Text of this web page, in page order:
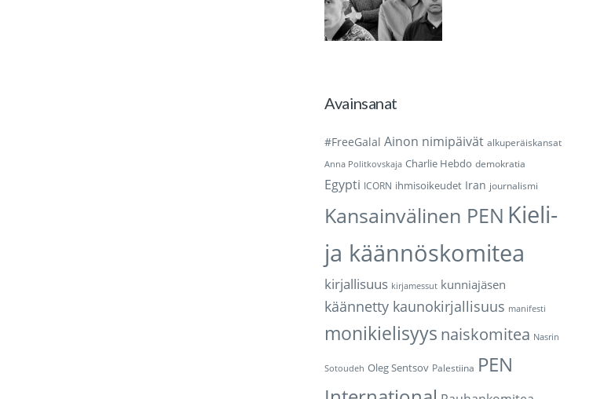
Avainsanat
#FreeGalal Ainon nimipäivät alkuperäiskansat
Anna Politkovskaja Charlie Hebdo demokratia
Egypti ICORN ihmisoikeudet Iran journalismi
Kansainvälinen PEN Kieli-
ja käännöskomitea
kirjallisuus kirjamessut kunniajäsen
käännetty kaunokirjallisuus manifesti
monikielisyys naiskomitea Nasrin
Sotoudeh Oleg Sentsov Palestiina PEN